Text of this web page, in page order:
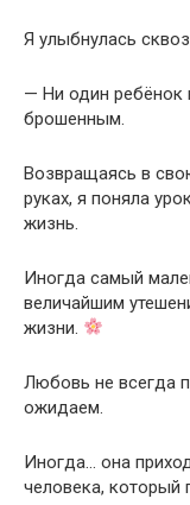
Я улыбнулась
— Ни один ребёнок
брошенным.
Возвращаясь в
руках, я поняла
жизнь.
Иногда самый
величайшим
жизни.
Любовь не всегда
ожидаем.
Иногда… она
человека, который